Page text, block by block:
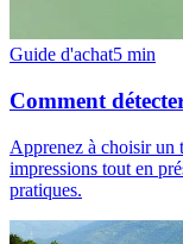
Guide d'achat5 min
Comment
Apprenez à choisir un
impressions tout en
pratiques.